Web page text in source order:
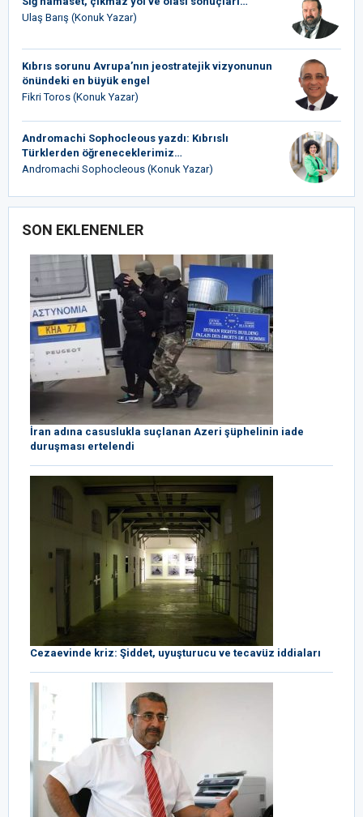
Ulaş Barış (Konuk Yazar)
Kıbrıs sorunu Avrupa’nın jeostratejik vizyonunun
önündeki en büyük engel
Fikri Toros (Konuk Yazar)
Andromachi Sophocleous yazdı: Kıbrıslı
Türklerden öğreneceklerimiz…
Andromachi Sophocleous (Konuk Yazar)
SON EKLENENLER
İran adına casuslukla suçlanan Azeri şüphelinin iade
duruşması ertelendi
Cezaevinde kriz: Şiddet, uyuşturucu ve tecavüz iddiaları